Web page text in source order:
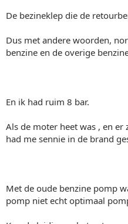
De bezineklep die de
Dus met andere woorden,
benzine en de overige
En ik had ruim 8 bar.
Als de moter heet was , en
had me sennie in de brand
Met de oude benzine pomp
pomp niet echt optimaal